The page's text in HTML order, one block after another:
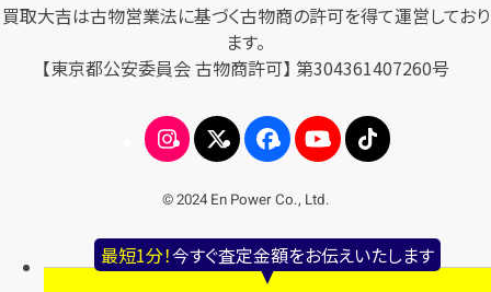
最短1分！今すぐ査定金額をお伝えいたします
買取大吉は古物営業法に基づく古物商の許可を得て運営しており
ます。
【東京都公安委員会 古物商許可】 第304361407260号
© 2024 En Power Co., Ltd.